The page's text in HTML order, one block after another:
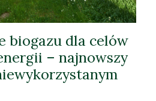
biogazu dla celów
– najnowszy